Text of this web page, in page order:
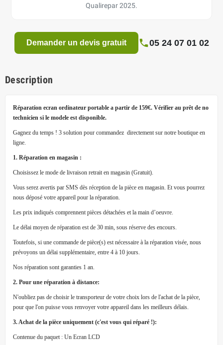
Qualirepar 2025.
Demander un devis gratuit 05 24 07 01 02
Description
Réparation ecran ordinateur portable a partir de 159€. Vérifier au prêt de no
technicien si le modele est disponible.
Gagnez du temps ! 3 solution pour commandez directement sur notre boutique en
ligne.
1. Réparation en magasin :
Choisissez le mode de livraison retrait en magasin (Gratuit).
Vous serez avertis par SMS dès réception de la pièce en magasin. Et vous pourrez
nous déposé votre appareil pour la réparation.
Les prix indiqués comprennent pièces détachées et la main d’oeuvre.
Le délai moyen de réparation est de 30 min, sous réserve des encours.
Toutefois, si une commande de pièce(s) est nécessaire à la réparation visée, nous
prévoyons un délai supplémentaire, entre 4 à 10 jours.
Nos réparation sont garanties 1 an.
2. Pour une réparation à distance:
N'oubliez pas de choisir le transporteur de votre choix lors de l'achat de la pièce,
pour que l'on puisse vous renvoyer votre appareil dans les meilleurs délais.
3. Achat de la pièce uniquement (c'est vous qui réparé !):
Contenue du paquet : Un Ecran LCD